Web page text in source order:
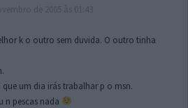
k o outro sem duvida. O outro tinha
um dia irás trabalhar p o msn.
n pescas nada